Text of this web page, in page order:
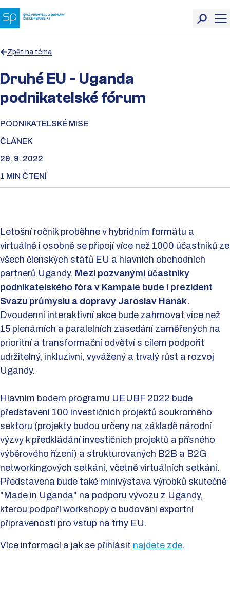
Zpět na téma
Druhé EU - Uganda
podnikatelské fórum
PODNIKATELSKÉ MISE
ČLÁNEK
29. 9. 2022
1 MIN ČTENÍ
Letošní ročník proběhne v hybridním formátu a
virtuálně i osobně se připojí více než 1000 účastníků ze
všech členských států EU a hlavních obchodních
partnerů Ugandy. Mezi pozvanými účastníky
podnikatelského fóra v Kampale bude i prezident
Svazu průmyslu a dopravy Jaroslav Hanák.
Dvoudenní interaktivní akce bude zahrnovat více než
15 plenárních a paralelních zasedání zaměřených na
prioritní a transformační odvětví s cílem podpořit
udržitelný, inkluzivní, vyvážený a trvalý růst a rozvoj
Ugandy.
Hlavním bodem programu UEUBF 2022 bude
představení 100 investičních projektů soukromého
sektoru (projekty budou určeny na základě národní
výzvy k předkládání investičních projektů a přísného
výběrového řízení) a strukturovaných B2B a B2G
networkingových setkání, včetně virtuálních setkání.
Představena bude také minivýstava výrobků skutečně
"Made in Uganda" na podporu vývozu z Ugandy,
kterou podpoří workshopy o budování exportní
připravenosti pro vstup na trhy EU.
Více informací a jak se přihlásit najdete zde.